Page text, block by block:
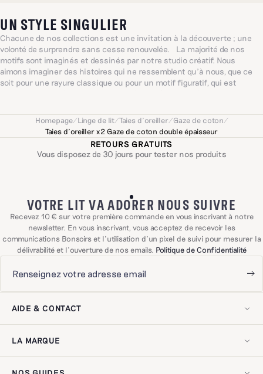
UN STYLE SINGULIER
Chacune de nos collections est une invitation à la découverte ; une
volonté de surprendre sans cesse renouvelée. La majorité de nos
motifs sont imaginés et dessinés par notre studio créatif. Nous
aimons imaginer des histoires qui ne ressemblent qu’à nous, que ce
soit pour une rayure classique ou pour un motif figuratif, qui est
avec cœur et intuition.
Homepage/Linge de lit/Taies d'oreiller/Gaze de coton/
Taies d'oreiller x2 Gaze de coton double épaisseur
RETOURS GRATUITS
Vous disposez de 30 jours pour tester nos produits
VOTRE LIT VA ADORER NOUS SUIVRE
Recevez 10 € sur votre première commande en vous inscrivant à notre
newsletter. En vous inscrivant, vous acceptez de recevoir les
communications Bonsoirs et l'utilisation d'un pixel de suivi pour mesurer la
délivrabilité et l'ouverture de nos emails. Politique de Confidentialité
AIDE & CONTACT
Contactez-nous !
Livraison & retours
Effectuer un retour
Questions fréquentes
LA MARQUE
Notre savoir-faire